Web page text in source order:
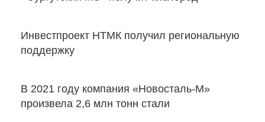
Инвестпроект НТМК получил региональную
поддержку
В 2021 году компания «Новосталь-М»
произвела 2,6 млн тонн стали